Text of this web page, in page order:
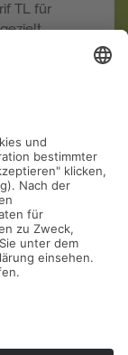
TL für
Kritik
Barmenia
DEVK